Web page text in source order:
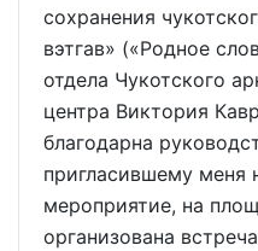
сохранения
вэтгав» («Родное
отдела Чукотского
центра Виктория
благодарна
пригласившему меня
мероприятие, на
организована